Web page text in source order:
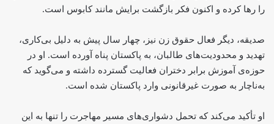
را رها کرده و اکنون فکر بازگشت برایش مانند کابوس است.
صدیقه، دیگر فعال حقوق زن نیز، چهار سال پیش به دلیل بی‌کاری،
تهدید و محدودیت‌های طالبان، به پاکستان پناه آورده است. او در
حوزه‌ی آموزش برابر دختران فعالیت گسترده داشته و می‌گوید که
به‌ناچار به ‌صورت غیرقانونی وارد پاکستان شده است.
او تأکید می‌کند که تحمل دشواری‌های مسیر مهاجرت را تنها به این